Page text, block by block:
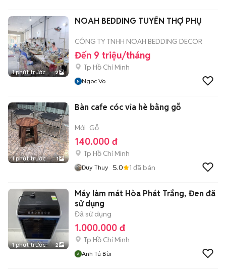
1 phút trước 2
NOAH BEDDING TUYỂN THỢ PHỤ
CÔNG TY TNHH NOAH BEDDING DECOR
Đến 9 triệu/tháng
Tp Hồ Chí Minh
Ngoc Vo
1 phút trước 1
Bàn cafe cóc vỉa hè bằng gỗ
Mới Gỗ
140.000 đ
Tp Hồ Chí Minh
Duy Thuy 5.0 1 đã bán
1 phút trước 2
Máy làm mát Hòa Phát Trắng, Đen đã
sử dụng
Đã sử dụng
1.000.000 đ
Tp Hồ Chí Minh
Anh Tú Bùi